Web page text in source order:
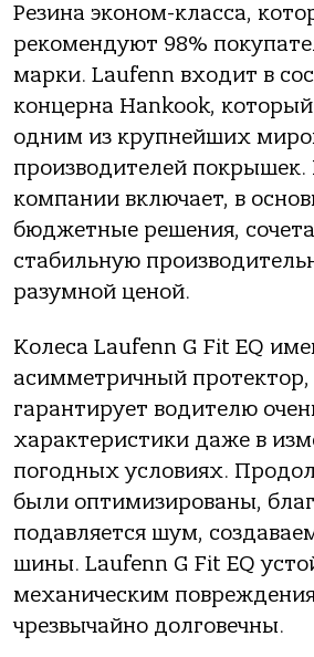
Резина эконом-класса,
рекомендуют 98%
марки. Laufenn входит в
концерна Hankook, который
одним из крупнейших
производителей
компании включает, в
бюджетные решения,
стабильную
разумной ценой.
Колеса Laufenn G Fit EQ
асимметричный
гарантирует водителю
характеристики даже в
погодных условиях.
были оптимизированы,
подавляется шум,
шины. Laufenn G Fit EQ
механическим
чрезвычайно долговечны.